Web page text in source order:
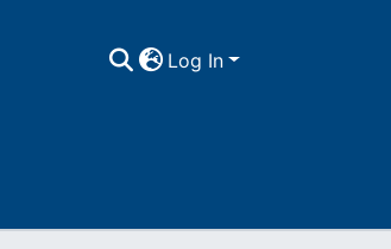
Log In